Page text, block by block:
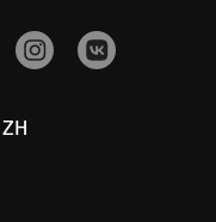
ZH